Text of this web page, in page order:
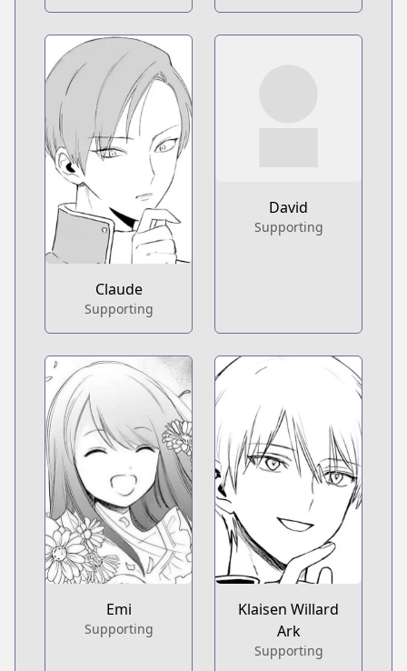
Claude
Supporting
David
Supporting
Emi
Supporting
Klaisen Willard
Ark
Supporting